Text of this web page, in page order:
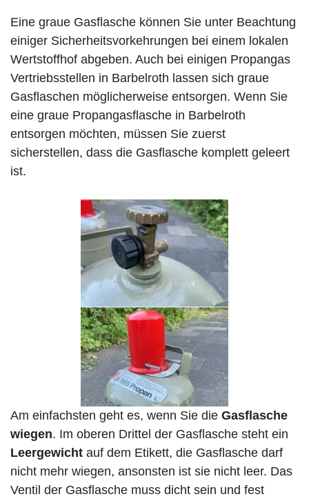
Eine graue Gasflasche können Sie unter Beachtung
einiger Sicherheitsvorkehrungen bei einem lokalen
Wertstoffhof abgeben. Auch bei einigen Propangas
Vertriebsstellen in Barbelroth lassen sich graue
Gasflaschen möglicherweise entsorgen. Wenn Sie
eine graue Propangasflasche in Barbelroth
entsorgen möchten, müssen Sie zuerst
sicherstellen, dass die Gasflasche komplett geleert
ist.
Am einfachsten geht es, wenn Sie die Gasflasche
wiegen. Im oberen Drittel der Gasflasche steht ein
Leergewicht auf dem Etikett, die Gasflasche darf
nicht mehr wiegen, ansonsten ist sie nicht leer. Das
Ventil der Gasflasche muss dicht sein und fest